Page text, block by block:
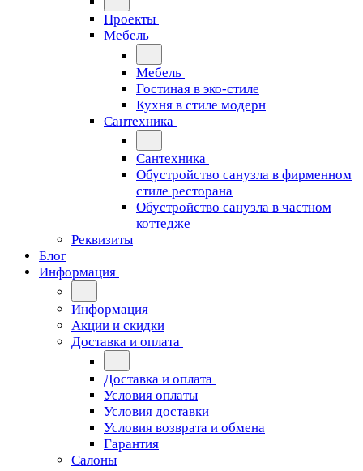
Проекты
Мебель
Мебель
Гостиная в эко-стиле
Кухня в стиле модерн
Сантехника
Сантехника
Обустройство санузла в фирменном
стиле ресторана
Обустройство санузла в частном
коттедже
Реквизиты
Блог
Информация
Информация
Акции и скидки
Доставка и оплата
Доставка и оплата
Условия оплаты
Условия доставки
Условия возврата и обмена
Гарантия
Салоны